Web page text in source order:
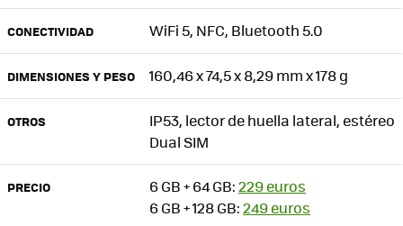
CONECTIVIDAD WiFi 5, NFC, Bluetooth 5.0
DIMENSIONES Y PESO 160,46 x 74,5 x 8,29 mm x 178 g
OTROS
IP53, lector de huella lateral, estéreo
Dual SIM
PRECIO 6 GB + 64 GB:229 euros
6 GB + 128 GB:249 euros